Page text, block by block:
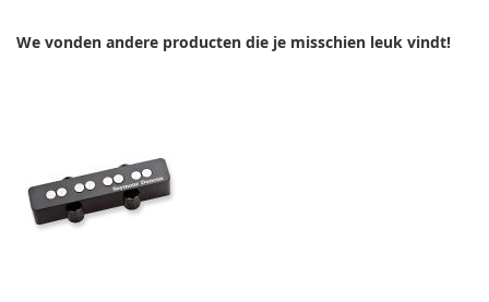
TE
We vonden andere producten die je misschien leuk vindt!